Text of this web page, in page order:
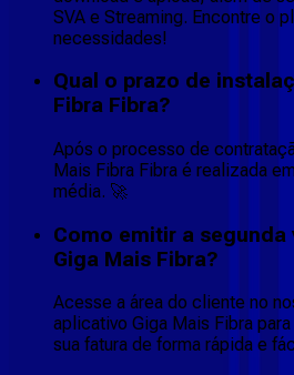
SVA e Streaming. Encontre o
necessidades!
Qual o prazo de
Fibra Fibra?
Após o processo de
Mais Fibra Fibra é realizada
média. 🚀
Como emitir a
Giga Mais Fibra?
Acesse a área do cliente no
aplicativo Giga Mais Fibra
sua fatura de forma rápida e